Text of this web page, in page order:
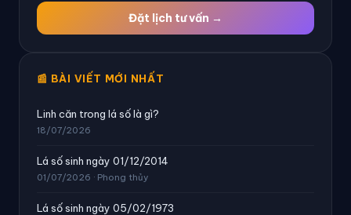
Đặt lịch tư vấn →
📰 BÀI VIẾT MỚI NHẤT
Linh căn trong lá số là gì?
18/07/2026
Lá số sinh ngày 01/12/2014
01/07/2026 · Phong thủy
Lá số sinh ngày 05/02/1973